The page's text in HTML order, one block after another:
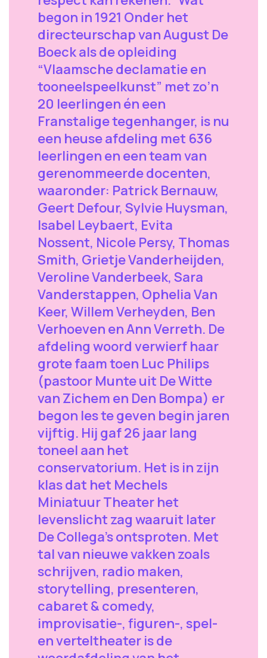
begon in 1921 Onder het
directeurschap van August De
Boeck als de opleiding
“Vlaamsche declamatie en
tooneelspeelkunst” met zo’n
20 leerlingen én een
Franstalige tegenhanger, is nu
een heuse afdeling met 636
leerlingen en een team van
gerenommeerde docenten,
waaronder: Patrick Bernauw,
Geert Defour, Sylvie Huysman,
Isabel Leybaert, Evita
Nossent, Nicole Persy, Thomas
Smith, Grietje Vanderheijden,
Veroline Vanderbeek, Sara
Vanderstappen, Ophelia Van
Keer, Willem Verheyden, Ben
Verhoeven en Ann Verreth. De
afdeling woord verwierf haar
grote faam toen Luc Philips
(pastoor Munte uit De Witte
van Zichem en Den Bompa) er
begon les te geven begin jaren
vijftig. Hij gaf 26 jaar lang
toneel aan het
conservatorium. Het is in zijn
klas dat het Mechels
Miniatuur Theater het
levenslicht zag waaruit later
De Collega’s ontsproten. Met
tal van nieuwe vakken zoals
schrijven, radio maken,
storytelling, presenteren,
cabaret & comedy,
improvisatie-, figuren-, spel-
en verteltheater is de